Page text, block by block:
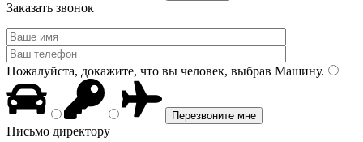
Заказать звонок
Пожалуйста, докажите, что вы человек, выбрав Машину.
Письмо директору